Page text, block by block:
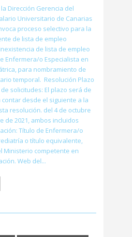
la Dirección Gerencia del
Universitario de Canarias
proceso selectivo para la
de lista de empleo
de lista de empleo
Enfermera/o Especialista en
para nombramiento de
temporal. Resolución Plazo
solicitudes: El plazo será de
desde el siguiente a la
resolución. del 4 de octubre
de 2021, ambos incluidos
Título de Enfermera/o
o título equivalente,
Ministerio competente en
Web del